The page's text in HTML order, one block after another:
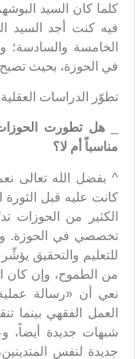
كلما كان السيد
فيه كنت أجد السيد
الخامسة والسادسة؛
في الحوزة، بحيث
تطوّر الدراسات
هل تطورت الحوزات
مناسباً أم لا؟
^ بفضل الله تعالى
كانت عليه قبل الثورة
الكثير من الحوزات
تخصصي في الحوزة.
للتعليم والتحقيق
من الطموح، وإن كان
نعي أن «رسالة
العمل الفقهي بينما
شبهات جديدة أيضاً،
جديدة لنفس